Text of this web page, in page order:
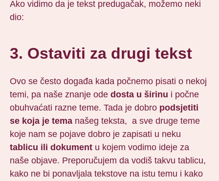
Ako vidimo da je tekst predugačak, možemo neki
dio:
3. Ostaviti za drugi tekst
Ovo se često događa kada počnemo pisati o nekoj
temi, pa naše znanje ode dosta u širinu i počne
obuhvaćati razne teme. Tada je dobro podsjetiti
se koja je tema našeg teksta, a sve druge teme
koje nam se pojave dobro je zapisati u neku
tablicu ili dokument u kojem vodimo ideje za
naše objave. Preporučujem da vodiš takvu tablicu,
kako ne bi ponavljala tekstove na istu temu i kako